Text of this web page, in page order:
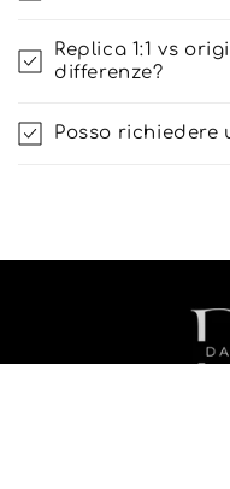
Replica 1:1 vs
differenze?
Posso richiedere